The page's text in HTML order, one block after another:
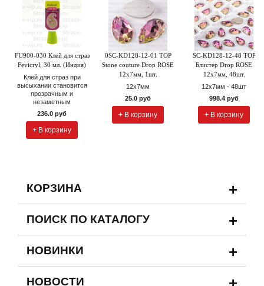
FU900-030 Клей для страз
Fevicryl, 30 мл. (Индия)
Клей для страз при
высыхании становится
прозрачным и
незаметным
236.0 руб
+ В корзину
0SC-KD128-12-01 TOP
Stone couture Drop ROSE
12х7мм, 1шт.
12х7мм
25.0 руб
+ В корзину
SC-KD128-12-48 TOP
Блистер Drop ROSE
12х7мм, 48шт.
12х7мм - 48шт
998.4 руб
+ В корзину
КОРЗИНА +
ПОИСК ПО КАТАЛОГУ +
НОВИНКИ +
НОВОСТИ